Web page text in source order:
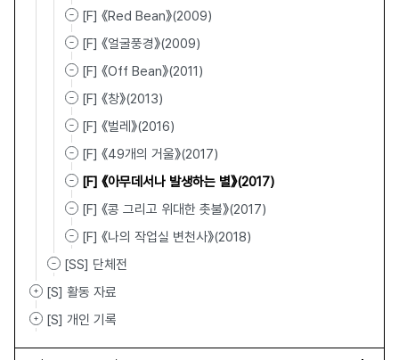
[F] 《Red Bean》(2009)
[F] 《얼굴풍경》(2009)
[F] 《Off Bean》(2011)
[F] 《창》(2013)
[F] 《벌레》(2016)
[F] 《49개의 거울》(2017)
[F] 《아무데서나 발생하는 별》(2017)
[F] 《콩 그리고 위대한 촛불》(2017)
[F] 《나의 작업실 변천사》(2018)
[SS] 단체전
[S] 활동 자료
[S] 개인 기록